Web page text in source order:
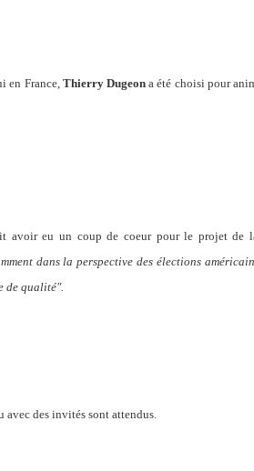
en France, Thierry Dugeon a été choisi pour
avoir eu un coup de coeur pour le projet de
dans la perspective des élections
de qualité".
avec des invités sont attendus.